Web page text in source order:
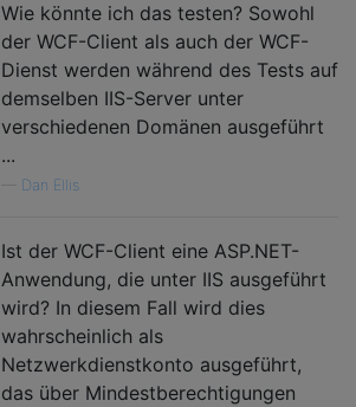
Wie könnte ich das testen? Sowohl
der WCF-Client als auch der WCF-
Dienst werden während des Tests auf
demselben IIS-Server unter
verschiedenen Domänen ausgeführt
...
Dan Ellis
Ist der WCF-Client eine ASP.NET-
Anwendung, die unter IIS ausgeführt
wird? In diesem Fall wird dies
wahrscheinlich als
Netzwerkdienstkonto ausgeführt,
das über Mindestberechtigungen